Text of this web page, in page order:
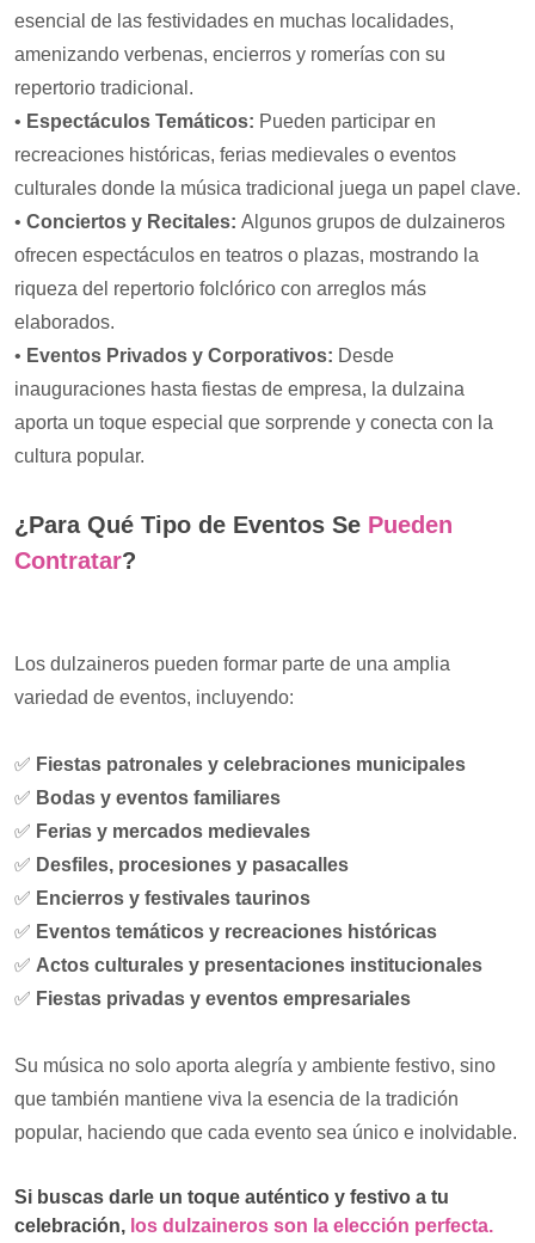
esencial de las festividades en muchas localidades,
amenizando verbenas, encierros y romerías con su
repertorio tradicional.
• Espectáculos Temáticos: Pueden participar en
recreaciones históricas, ferias medievales o eventos
culturales donde la música tradicional juega un papel clave.
• Conciertos y Recitales: Algunos grupos de dulzaineros
ofrecen espectáculos en teatros o plazas, mostrando la
riqueza del repertorio folclórico con arreglos más
elaborados.
• Eventos Privados y Corporativos: Desde
inauguraciones hasta fiestas de empresa, la dulzaina
aporta un toque especial que sorprende y conecta con la
cultura popular.
¿Para Qué Tipo de Eventos Se Pueden
Contratar?
Los dulzaineros pueden formar parte de una amplia
variedad de eventos, incluyendo:
✅ Fiestas patronales y celebraciones municipales
✅ Bodas y eventos familiares
✅ Ferias y mercados medievales
✅ Desfiles, procesiones y pasacalles
✅ Encierros y festivales taurinos
✅ Eventos temáticos y recreaciones históricas
✅ Actos culturales y presentaciones institucionales
✅ Fiestas privadas y eventos empresariales
Su música no solo aporta alegría y ambiente festivo, sino
que también mantiene viva la esencia de la tradición
popular, haciendo que cada evento sea único e inolvidable.
Si buscas darle un toque auténtico y festivo a tu
celebración, los dulzaineros son la elección perfecta.